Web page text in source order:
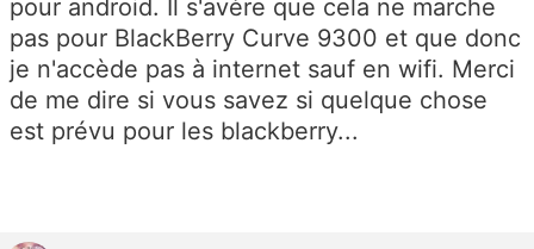
pour android. Il s'avère que cela ne marche
pas pour BlackBerry Curve 9300 et que donc
je n'accède pas à internet sauf en wifi. Merci
de me dire si vous savez si quelque chose
est prévu pour les blackberry...